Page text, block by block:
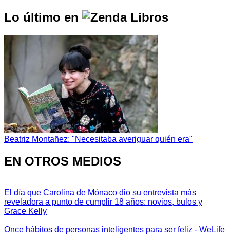
Lo último en
Beatriz Montañez: "Necesitaba averiguar quién era"
EN OTROS MEDIOS
El día que Carolina de Mónaco dio su entrevista más
reveladora a punto de cumplir 18 años: novios, bulos y
Grace Kelly
Once hábitos de personas inteligentes para ser feliz - WeLife